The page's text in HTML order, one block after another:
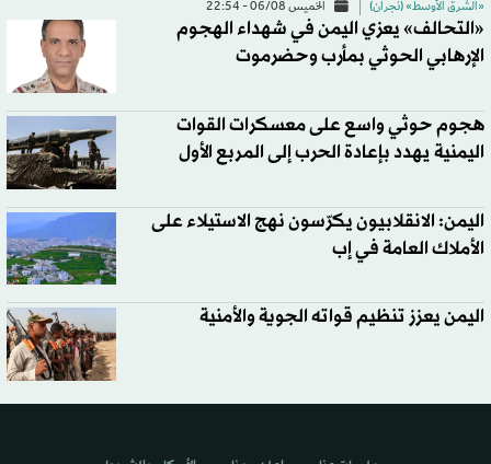
«الشرق الأوسط» (نجران) الخميس 06/08 - 22:54
«التحالف» يعزي اليمن في شهداء الهجوم
الإرهابي الحوثي بمأرب وحضرموت
هجوم حوثي واسع على معسكرات القوات
اليمنية يهدد بإعادة الحرب إلى المربع الأول
اليمن: الانقلابيون يكرّسون نهج الاستيلاء على
الأملاك العامة في إب
اليمن يعزز تنظيم قواته الجوية والأمنية